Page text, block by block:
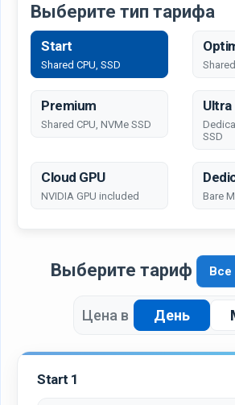
Выберите тип тарифа
Start
Shared CPU, SSD
Premium
Shared CPU, NVMe SSD
Ultra
SSD
Cloud GPU
NVIDIA GPU included Bare
Выберите тариф
Цена в День
Start 1